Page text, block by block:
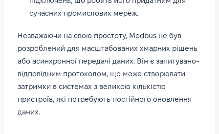
сучасних промислових мереж.
Незважаючи на свою простоту, Modbus не був
розроблений для масштабованих хмарних рішень
або асинхронної передачі даних. Він є запитувано-
відповідним протоколом, що може створювати
затримки в системах з великою кількістю
пристроїв, які потребують постійного оновлення
даних.